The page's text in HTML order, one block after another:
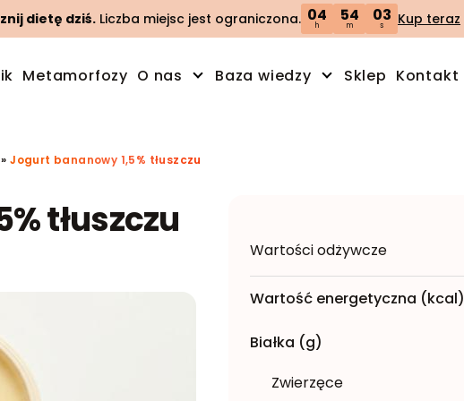
dietę dziś. Liczba miejsc jest ograniczona. 04
h
54
m
02
s Kup teraz
Metamorfozy O nas Baza wiedzy Sklep Kontakt
Jogurt bananowy 1,5% tłuszczu
tłuszczu
Wartości odżywcze
Wartość energetyczna (kcal)
Białka (g)
Zwierzęce